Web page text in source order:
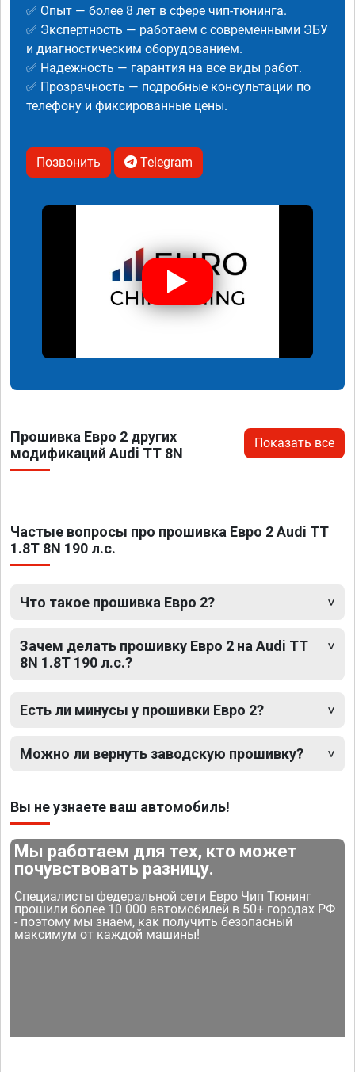
✅ Опыт — более 8 лет в сфере чип-тюнинга.
✅ Экспертность — работаем с современными ЭБУ
и диагностическим оборудованием.
✅ Надежность — гарантия на все виды работ.
✅ Прозрачность — подробные консультации по
телефону и фиксированные цены.
Позвонить Telegram
Прошивка Евро 2 других
модификаций Audi TT 8N
Показать все
Частые вопросы про прошивка Евро 2 Audi TT
1.8T 8N 190 л.с.
Что такое прошивка Евро 2?
Зачем делать прошивку Евро 2 на Audi TT
8N 1.8T 190 л.с.?
Есть ли минусы у прошивки Евро 2?
Можно ли вернуть заводскую прошивку?
Вы не узнаете ваш автомобиль!
Мы работаем для тех, кто может
почувствовать разницу.
Специалисты федеральной сети Евро Чип Тюнинг
прошили более 10 000 автомобилей в 50+ городах РФ
- поэтому мы знаем, как получить безопасный
максимум от каждой машины!